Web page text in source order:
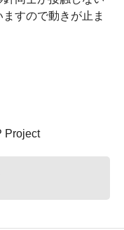
すので動きが止ま
Project